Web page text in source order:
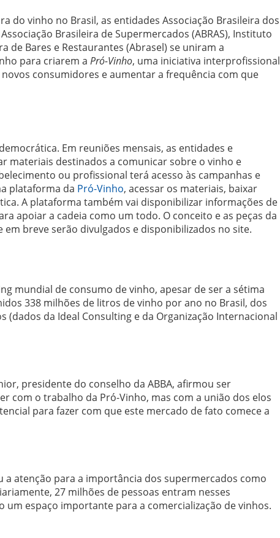
do vinho no Brasil, as entidades Associação Brasileira dos
Brasileira de Supermercados (ABRAS), Instituto
de Bares e Restaurantes (Abrasel) se uniram a
para criarem a Pró-Vinho, uma iniciativa interprofissional
consumidores e aumentar a frequência com que
Em reuniões mensais, as entidades e
materiais destinados a comunicar sobre o vinho e
ou profissional terá acesso às campanhas e
plataforma da Pró-Vinho, acessar os materiais, baixar
A plataforma também vai disponibilizar informações de
apoiar a cadeia como um todo. O conceito e as peças da
breve serão divulgados e disponibilizados no site.
mundial de consumo de vinho, apesar de ser a sétima
338 milhões de litros de vinho por ano no Brasil, dos
(dados da Ideal Consulting e da Organização Internacional
presidente do conselho da ABBA, afirmou ser
com o trabalho da Pró-Vinho, mas com a união dos elos
para fazer com que este mercado de fato comece a
a atenção para a importância dos supermercados como
27 milhões de pessoas entram nesses
um espaço importante para a comercialização de vinhos.